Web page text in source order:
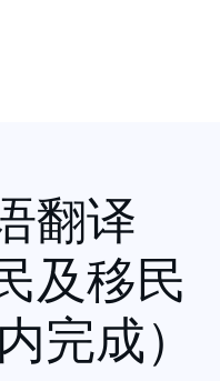
翻译
及移民
完成）